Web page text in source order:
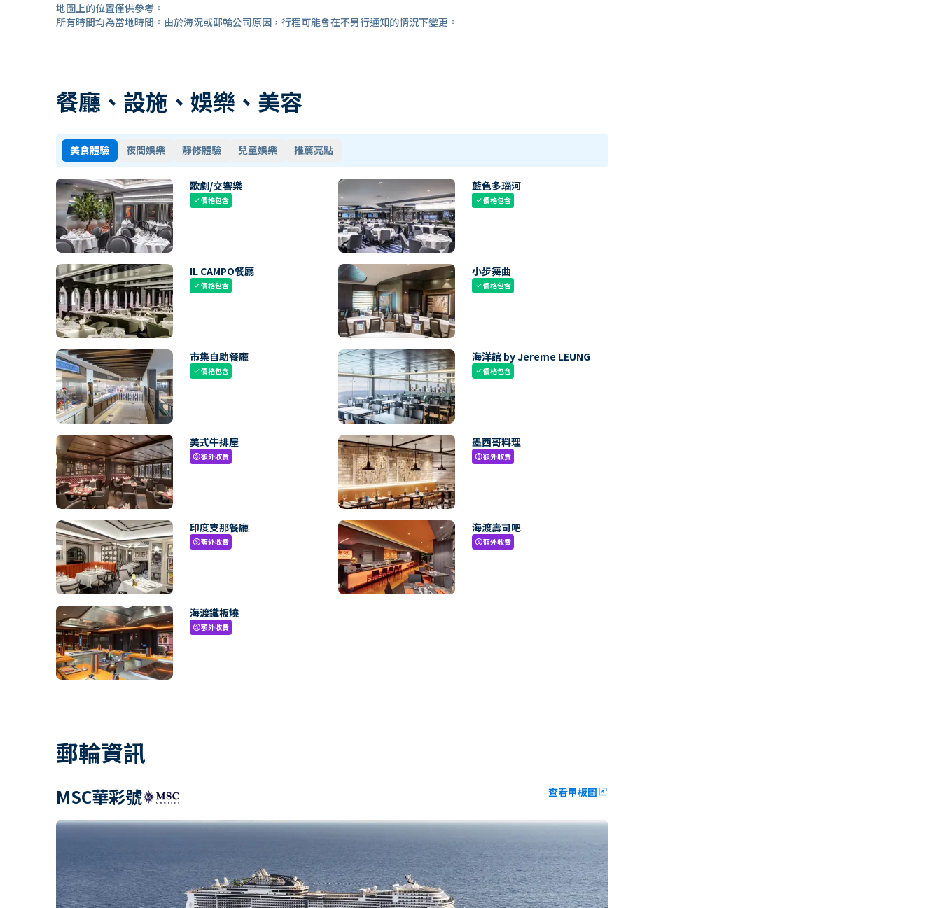
地圖上的位置僅供參考。
所有時間均為當地時間。由於海況或郵輪公司原因，行程可能會在不另行通知的情況下變更。
餐廳、設施、娛樂、美容
美食體驗 夜間娛樂 靜修體驗 兒童娛樂 推薦亮點
歌劇/交響樂
check價格包含
藍色多瑙河
check價格包含
IL CAMPO餐廳
check價格包含
小步舞曲
check價格包含
市集自助餐廳
check價格包含
海洋館 by Jereme LEUNG
check價格包含
美式牛排屋
paid額外收費
墨西哥料理
paid額外收費
印度支那餐廳
paid額外收費
海渡壽司吧
paid額外收費
海渡鐵板燒
paid額外收費
郵輪資訊
MSC華彩號 查看甲板圖ungroup